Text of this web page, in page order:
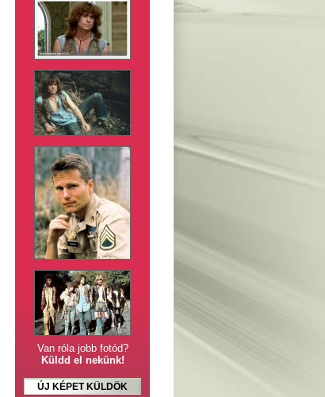
Van róla jobb fotód?
Küldd el nekünk!
ÚJ KÉPET KÜLDÖK